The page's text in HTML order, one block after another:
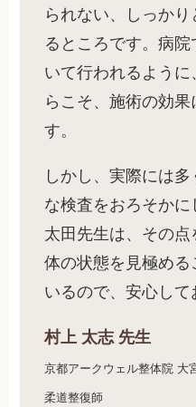
られない、しっか
るところです。病
いて行われるよう
らこそ、施術の効
す。
しかし、実際には
な検査をおろそかに
太田先生は、その
体の状態を見極め
いるので、安心して
村上 太志 先生
京都アークウェル整体院 大
柔道整復師